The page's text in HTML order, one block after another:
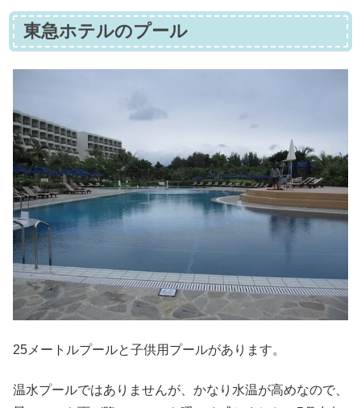
東急ホテルのプール
25メートルプールと子供用プールがあります。
温水プールではありませんが、かなり水温が高めなので、